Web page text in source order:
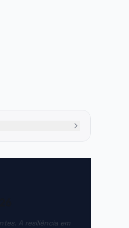
A resiliência em